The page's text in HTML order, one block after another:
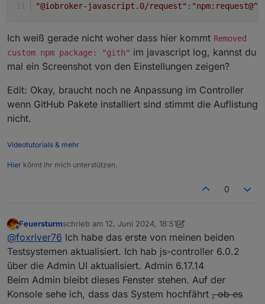
"@iobroker-javascript.0/request" :
Ich weiß gerade nicht woher dass hier kommt Removed
custom npm package: "gith" im javascript log, kannst du
mal ein Screenshot von den Einstellungen zeigen?
Edit: Okay, braucht noch ne Anpassung im Controller
wenn GitHub Pakete installiert sind stimmt die Auflistung
nicht.
Videotutorials & mehr
Hier könnt ihr mich unterstützen.
0
Offline
Feuersturmschrieb am 12. Juni 2024, 18:51
zuletzt editiert von Feuersturm6. Dez. 2024, 20:53
@foxriver76 Ich habe das erste von meinen beiden
Testsystemen aktualisiert. Ich hab js-controller 6.0.2
über die Admin UI aktualisiert. Admin 6.17.14
Beim Admin bleibt dieses Fenster stehen. Auf der
Konsole sehe ich, dass das System hochfährt , ob es